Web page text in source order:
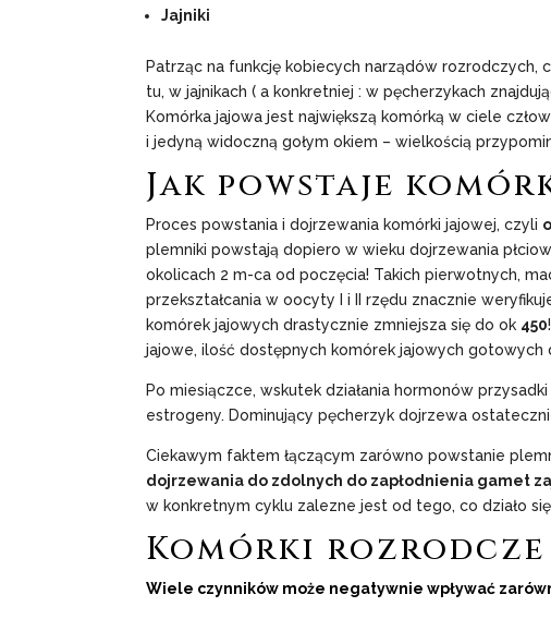
Jajniki
Patrząc na funkcję kobiecych narządów rozrodczych,
tu, w jajnikach ( a konkretniej : w pęcherzykach
Komórka jajowa jest największą komórką w ciele
i jedyną widoczną gołym okiem – wielkością
Jak powstaje
Proces powstania i dojrzewania komórki jajowej, czyli
plemniki powstają dopiero w wieku dojrzewania
okolicach 2 m-ca od poczęcia! Takich pierwotnych,
przekształcania w oocyty I i II rzędu znacznie
komórek jajowych drastycznie zmniejsza się do ok 450
jajowe, ilość dostępnych komórek jajowych gotowych
Po miesiączce, wskutek działania hormonów
estrogeny. Dominujący pęcherzyk dojrzewa
Ciekawym faktem łączącym zarówno powstanie
dojrzewania do zdolnych do zapłodnienia gamet
w konkretnym cyklu zalezne jest od tego, co działo
Komórki
Wiele czynników może negatywnie wpływać